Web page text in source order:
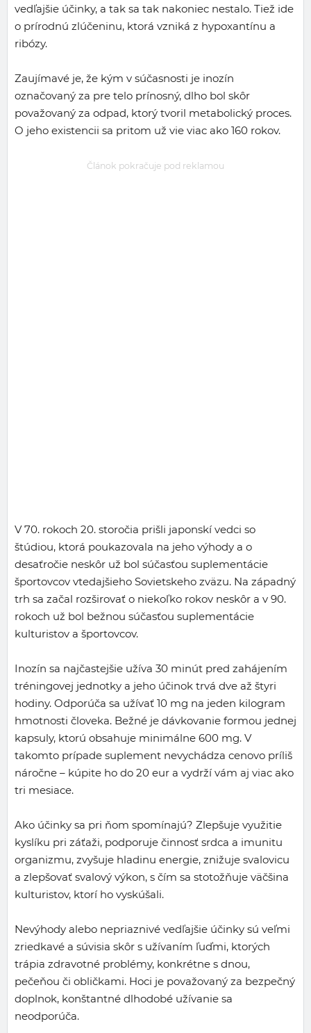
vedľajšie účinky, a tak sa tak nakoniec nestalo. Tiež ide
o prírodnú zlúčeninu, ktorá vzniká z hypoxantínu a
ribózy.
Zaujímavé je, že kým v súčasnosti je inozín
označovaný za pre telo prínosný, dlho bol skôr
považovaný za odpad, ktorý tvoril metabolický proces.
O jeho existencii sa pritom už vie viac ako 160 rokov.
Článok pokračuje pod reklamou
V 70. rokoch 20. storočia prišli japonskí vedci so
štúdiou, ktorá poukazovala na jeho výhody a o
desaťročie neskôr už bol súčasťou suplementácie
športovcov vtedajšieho Sovietskeho zväzu. Na západný
trh sa začal rozširovať o niekoľko rokov neskôr a v 90.
rokoch už bol bežnou súčasťou suplementácie
kulturistov a športovcov.
Inozín sa najčastejšie užíva 30 minút pred zahájením
tréningovej jednotky a jeho účinok trvá dve až štyri
hodiny. Odporúča sa užívať 10 mg na jeden kilogram
hmotnosti človeka. Bežné je dávkovanie formou jednej
kapsuly, ktorú obsahuje minimálne 600 mg. V
takomto prípade suplement nevychádza cenovo príliš
náročne – kúpite ho do 20 eur a vydrží vám aj viac ako
tri mesiace.
Ako účinky sa pri ňom spomínajú? Zlepšuje využitie
kyslíku pri záťaži, podporuje činnosť srdca a imunitu
organizmu, zvyšuje hladinu energie, znižuje svalovicu
a zlepšovať svalový výkon, s čím sa stotožňuje väčšina
kulturistov, ktorí ho vyskúšali.
Nevýhody alebo nepriaznivé vedľajšie účinky sú veľmi
zriedkavé a súvisia skôr s užívaním ľuďmi, ktorých
trápia zdravotné problémy, konkrétne s dnou,
pečeňou či obličkami. Hoci je považovaný za bezpečný
doplnok, konštantné dlhodobé užívanie sa
neodporúča.